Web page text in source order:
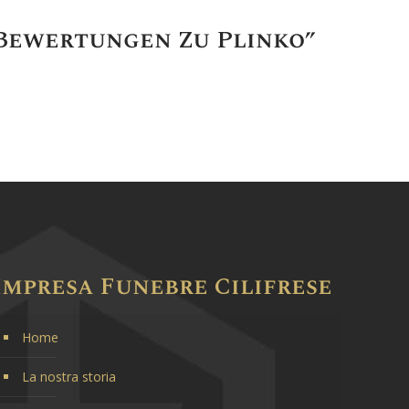
Zu Plinko”
Funebre Cilifrese
Home
La nostra storia